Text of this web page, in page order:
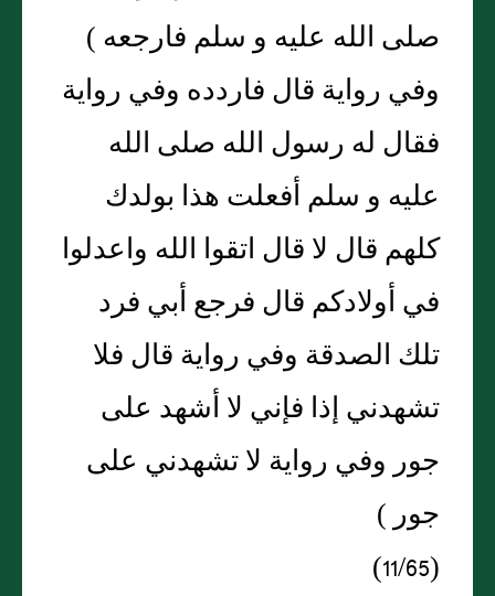
صلى الله عليه و سلم فارجعه )
وفي رواية قال فاردده وفي رواية
فقال له رسول الله صلى الله
عليه و سلم أفعلت هذا بولدك
كلهم قال لا قال اتقوا الله واعدلوا
في أولادكم قال فرجع أبي فرد
تلك الصدقة وفي رواية قال فلا
تشهدني إذا فإني لا أشهد على
جور وفي رواية لا تشهدني على
جور )
(11/65)